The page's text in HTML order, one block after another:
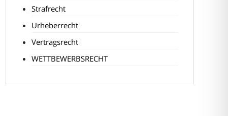
Strafrecht
Urheberrecht
Vertragsrecht
WETTBEWERBSRECHT